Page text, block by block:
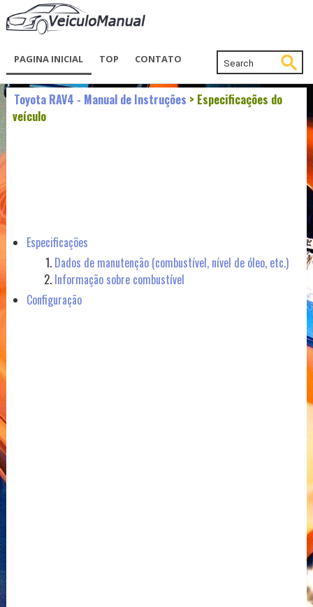
PAGINA INICIAL TOP CONTATO
Toyota RAV4 - Manual de Instruções > Especificações do
veículo
Especificações
Dados de manutenção (combustível, nível de óleo, etc.)
Informação sobre combustível
Configuração